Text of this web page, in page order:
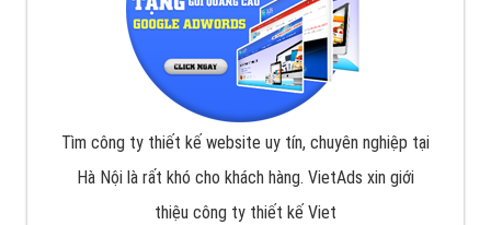
Tìm công ty thiết kế website uy tín, chuyên nghiệp tại
Hà Nội là rất khó cho khách hàng. VietAds xin giới
thiệu công ty thiết kế Viet